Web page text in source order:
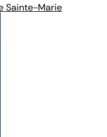
Sainte-Marie